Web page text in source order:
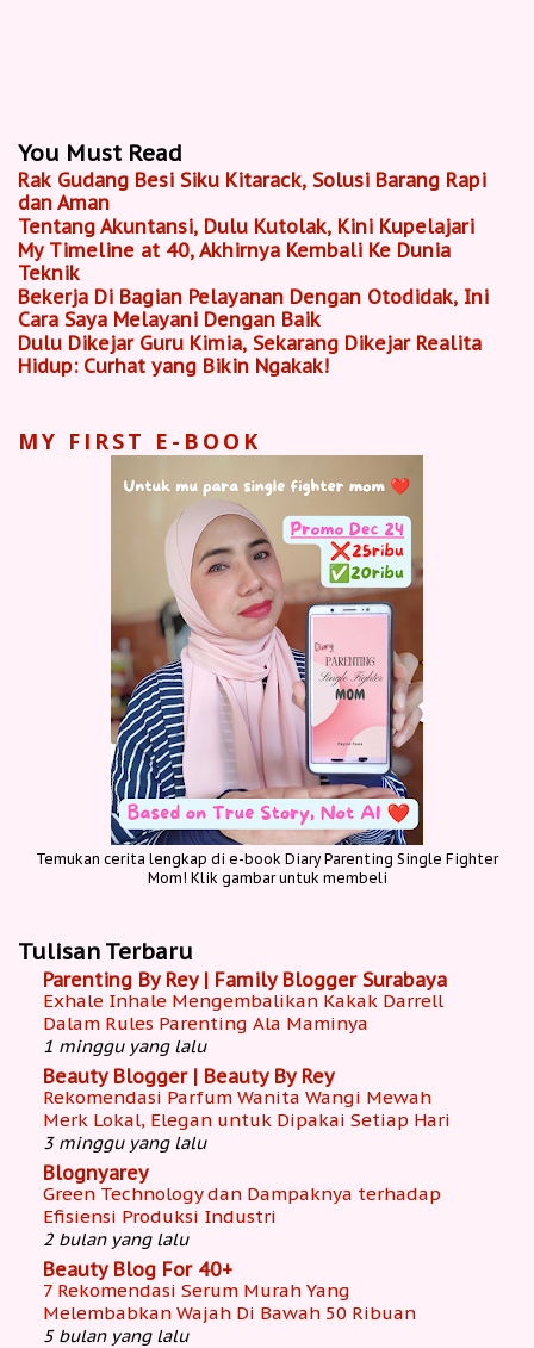
You Must Read
Rak Gudang Besi Siku Kitarack, Solusi Barang Rapi
dan Aman
Tentang Akuntansi, Dulu Kutolak, Kini Kupelajari
My Timeline at 40, Akhirnya Kembali Ke Dunia
Teknik
Bekerja Di Bagian Pelayanan Dengan Otodidak, Ini
Cara Saya Melayani Dengan Baik
Dulu Dikejar Guru Kimia, Sekarang Dikejar Realita
Hidup: Curhat yang Bikin Ngakak!
MY FIRST E-BOOK
Temukan cerita lengkap di e-book Diary Parenting Single Fighter
Mom! Klik gambar untuk membeli
Tulisan Terbaru
Parenting By Rey | Family Blogger Surabaya
Exhale Inhale Mengembalikan Kakak Darrell
Dalam Rules Parenting Ala Maminya
1 minggu yang lalu
Beauty Blogger | Beauty By Rey
Rekomendasi Parfum Wanita Wangi Mewah
Merk Lokal, Elegan untuk Dipakai Setiap Hari
3 minggu yang lalu
Blognyarey
Green Technology dan Dampaknya terhadap
Efisiensi Produksi Industri
2 bulan yang lalu
Beauty Blog For 40+
7 Rekomendasi Serum Murah Yang
Melembabkan Wajah Di Bawah 50 Ribuan
5 bulan yang lalu